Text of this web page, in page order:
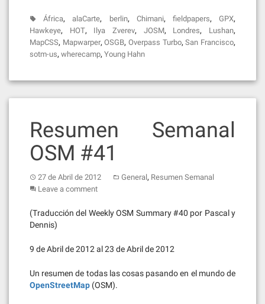
África,alaCarte, berlin, Chimani, fieldpapers,GPX,
Hawkeye, HOT, Ilya Zverev, JOSM, Londres, Lushan,
MapCSS, Mapwarper,OSGB,Overpass Turbo,San Francisco,
sotm-us, wherecamp, Young Hahn
Resumen Semanal
OSM #41
27 de Abril de 2012 General, Resumen Semanal
Leave a comment
(Traducción del Weekly OSM Summary #40 por Pascal y
Dennis)
9 de Abril de 2012 al 23 de Abril de 2012
Un resumen de todas las cosas pasando en el mundo de
OpenStreetMap (OSM).